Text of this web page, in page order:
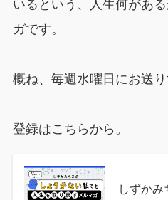
いるという、人生何があ
ガです。
概ね、毎週水曜日にお送り
登録はこちらから。
しずか